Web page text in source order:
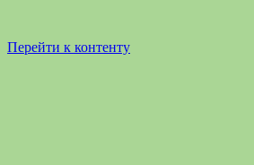
Перейти к контенту